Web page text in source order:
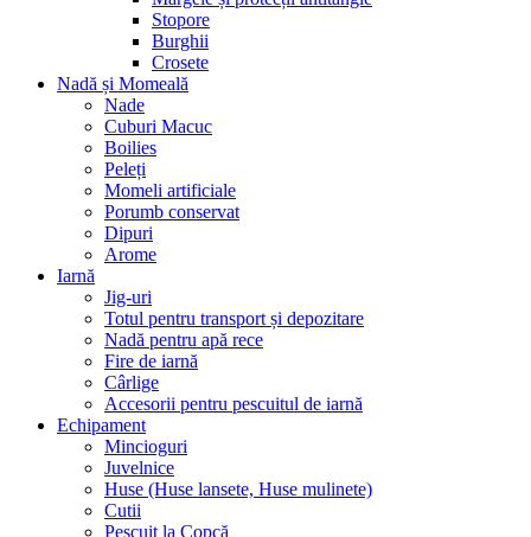
Stopore
Burghii
Crosete
Nadă și Momeală
Nade
Cuburi Macuc
Boilies
Peleți
Momeli artificiale
Porumb conservat
Dipuri
Arome
Iarnă
Jig-uri
Totul pentru transport și depozitare
Nadă pentru apă rece
Fire de iarnă
Cârlige
Accesorii pentru pescuitul de iarnă
Echipament
Mincioguri
Juvelnice
Huse (Huse lansete, Huse mulinete)
Cutii
Pescuit la Copcă